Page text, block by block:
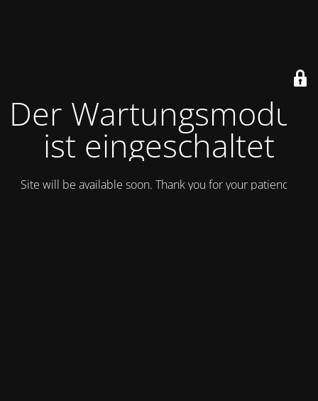
Der Wartungsmodus
ist eingeschaltet
Site will be available soon. Thank you for your patience!